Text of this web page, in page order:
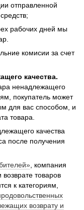
отправленной
рабочих дней мы
комисии за счет
качества.
ненадлежащего
покупатель может
для вас способом, и
товара.
качества
после получения
, компания
товаров
к категориям,
возврату и